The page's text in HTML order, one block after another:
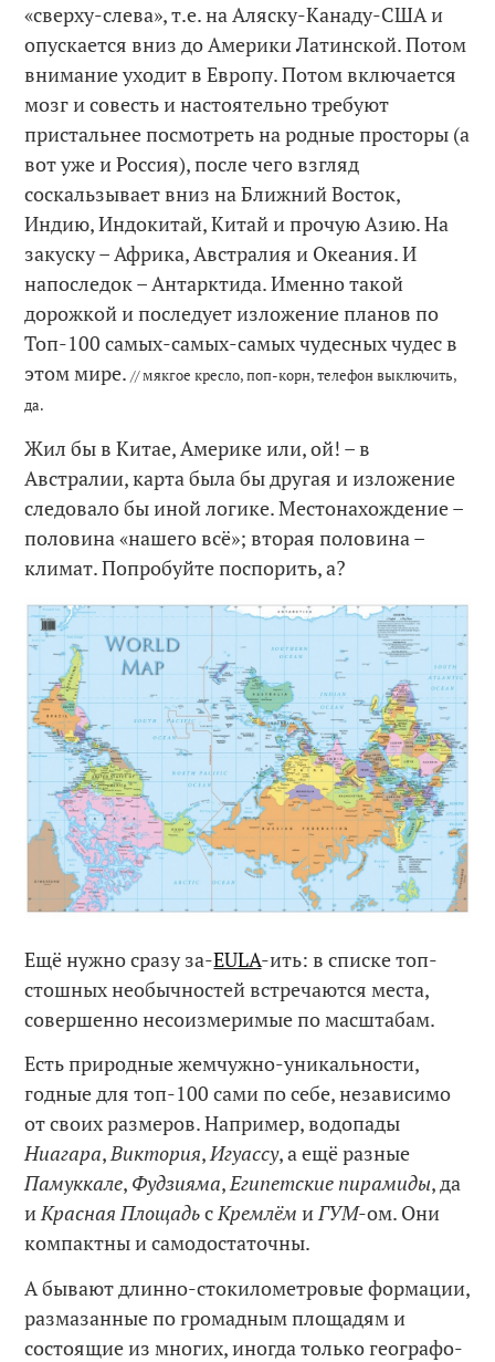
«сверху-слева», т.е. на Аляску-Канаду-США и
опускается вниз до Америки Латинской. Потом
внимание уходит в Европу. Потом включается
мозг и совесть и настоятельно требуют
пристальнее посмотреть на родные просторы (а
вот уже и Россия), после чего взгляд
соскальзывает вниз на Ближний Восток,
Индию, Индокитай, Китай и прочую Азию. На
закуску – Африка, Австралия и Океания. И
напоследок – Антарктида. Именно такой
дорожкой и последует изложение планов по
Топ-100 самых-самых-самых чудесных чудес в
этом мире.// мякгое кресло, поп-корн, телефон выключить,
да.
Жил бы в Китае, Америке или, ой! – в
Австралии, карта была бы другая и изложение
следовало бы иной логике. Местонахождение –
половина «нашего всё»; вторая половина –
климат. Попробуйте поспорить, а?
Ещё нужно сразу за-EULA-ить: в списке топ-
стошных необычностей встречаются места,
совершенно несоизмеримые по масштабам.
Есть природные жемчужно-уникальности,
годные для топ-100 сами по себе, независимо
от своих размеров. Например, водопады
Ниагара,Виктория,Игуассу, а ещё разные
Памуккале, Фудзияма,Египетские пирамиды, да
иКрасная ПлощадьсКремлём иГУМ-ом. Они
компактны и самодостаточны.
А бывают длинно-стокилометровые формации,
размазанные по громадным площадям и
состоящие из многих, иногда только географо-